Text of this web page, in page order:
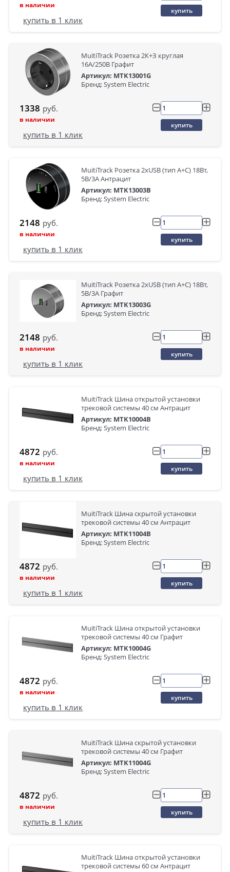
в наличии
купить
купить в 1 клик
MuitiTrack Розетка 2К+З круглая
16А/250В Графит
Артикул: MTK13001G
Бренд: System Electric
1338 руб.
в наличии
купить
купить в 1 клик
MuitiTrack Розетка 2хUSB (тип А+С) 18Вт,
5В/3А Антрацит
Артикул: MTK13003B
Бренд: System Electric
2148 руб.
в наличии
купить
купить в 1 клик
MuitiTrack Розетка 2хUSB (тип А+С) 18Вт,
5В/3А Графит
Артикул: MTK13003G
Бренд: System Electric
2148 руб.
в наличии
купить
купить в 1 клик
MuitiTrack Шина открытой установки
трековой системы 40 см Антрацит
Артикул: MTK10004B
Бренд: System Electric
4872 руб.
в наличии
купить
купить в 1 клик
MuitiTrack Шина скрытой установки
трековой системы 40 см Антрацит
Артикул: MTK11004B
Бренд: System Electric
4872 руб.
в наличии
купить
купить в 1 клик
MuitiTrack Шина открытой установки
трековой системы 40 см Графит
Артикул: MTK10004G
Бренд: System Electric
4872 руб.
в наличии
купить
купить в 1 клик
MuitiTrack Шина скрытой установки
трековой системы 40 см Графит
Артикул: MTK11004G
Бренд: System Electric
4872 руб.
в наличии
купить
купить в 1 клик
MuitiTrack Шина открытой установки
трековой системы 60 см Антрацит